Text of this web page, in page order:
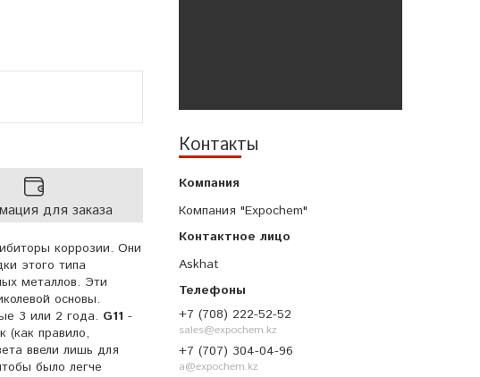
Контакты
Компания "Expochem"
Askhat
+7 (708) 222-52-52
sales@expochem.kz
+7 (707) 304-04-96
a@expochem.kz
для заказа
коррозии. Они
этого типа
металлов. Эти
основы.
3 или 2 года. G11 -
(как правило,
ввели лишь для
было легче